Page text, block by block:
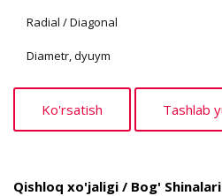
Radial / Diagonal
Diametr, dyuym
Qishloq xo'jaligi / Bog' Shinalari